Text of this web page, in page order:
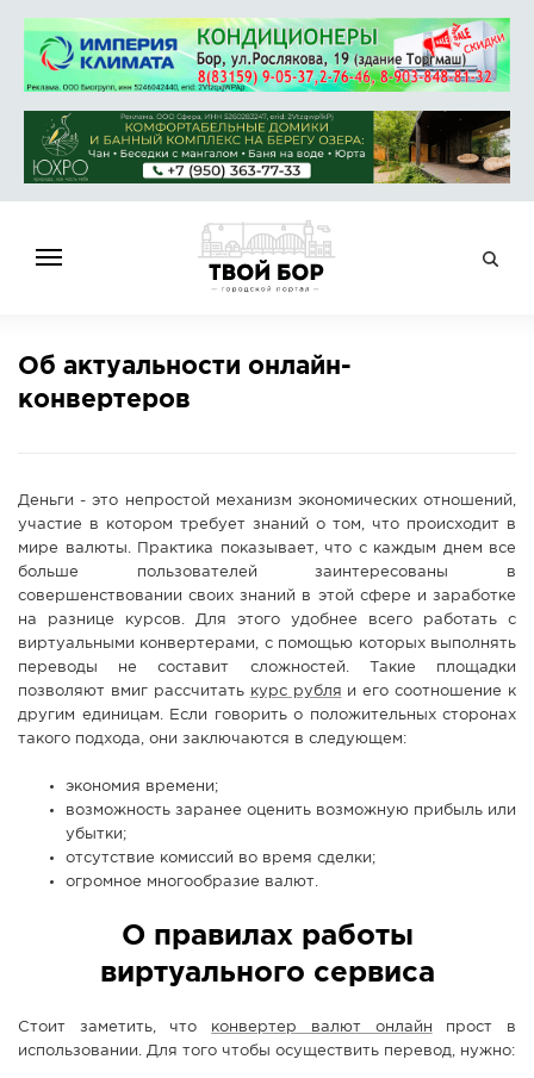
НОВОСТИ
СПРАВОЧНИК
АФИША
КАМЕРЫ
КОНКУРСЫ
СТАТЬИ
ГОЛОСОВАНИЯ
ФОТО
Об актуальности онлайн-
конвертеров
Деньги - это непростой механизм экономических отношений,
участие в котором требует знаний о том, что происходит в
мире валюты. Практика показывает, что с каждым днем все
больше пользователей заинтересованы в
совершенствовании своих знаний в этой сфере и заработке
на разнице курсов. Для этого удобнее всего работать с
виртуальными конвертерами, с помощью которых выполнять
переводы не составит сложностей. Такие площадки
позволяют вмиг рассчитать курс рубля и его соотношение к
другим единицам. Если говорить о положительных сторонах
такого подхода, они заключаются в следующем:
экономия времени;
возможность заранее оценить возможную прибыль или
убытки;
отсутствие комиссий во время сделки;
огромное многообразие валют.
О правилах работы
виртуального сервиса
Стоит заметить, что конвертер валют онлайн прост в
использовании. Для того чтобы осуществить перевод, нужно: